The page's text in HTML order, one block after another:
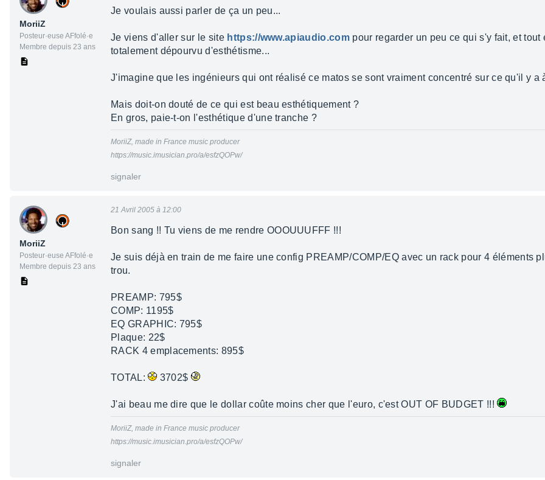
MoriiZ
Posteur·euse AFfolé·e
Membre depuis 23 ans
Je voulais aussi parler de ça un peu...
Je viens d'aller sur le site https://www.apiaudio.compour regarder un peu ce qui s'y fait, et tout
totalement dépourvu d'esthétisme...
J'imagine que les ingénieurs qui ont réalisé ce matos se sont vraiment concentré sur ce qu'il y a
Mais doit-on douté de ce qui est beau esthétiquement ?
En gros, paie-t-on l'esthétique d'une tranche ?
MoriiZ, made in France music producer
https://music.imusician.pro/a/esfzQOPw/
signaler
MoriiZ
Posteur·euse AFfolé·e
Membre depuis 23 ans
21 Avril 2005 à 12:00
Bon sang !! Tu viens de me rendre OOOUUUFFF !!!
Je suis déjà en train de me faire une config PREAMP/COMP/EQ avec un rack pour 4 éléments
trou.
PREAMP: 795$
COMP: 1195$
EQ GRAPHIC: 795$
Plaque: 22$
RACK 4 emplacements: 895$
TOTAL: 3702$
J'ai beau me dire que le dollar coûte moins cher que l'euro, c'est OUT OF BUDGET !!!
MoriiZ, made in France music producer
https://music.imusician.pro/a/esfzQOPw/
signaler